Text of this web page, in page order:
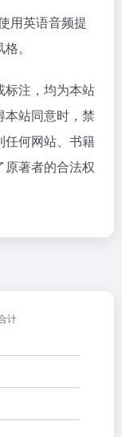
用英语音频提
。
标注，均为本站
本站同意时，禁
任何网站、书籍
原著者的合法权